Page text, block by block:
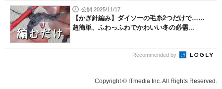
公開 2025/11/17
【かぎ針編み】ダイソーの毛糸2つだけで……
超簡単、ふわっふわでかわいい冬の必需...
Recommended by
Copyright © ITmedia Inc. All Rights Reserved.